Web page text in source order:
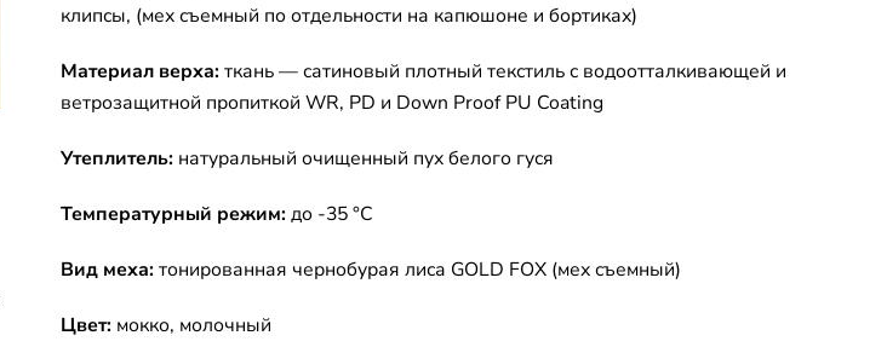
клипсы, (мех съемный по отдельности на капюшоне и бортиках)
Материал верха: ткань — сатиновый плотный текстиль с водоотталкивающей и
ветрозащитной пропиткой WR, PD и Down Proof PU Coating
Утеплитель: натуральный очищенный пух белого гуся
Температурный режим: до -35 °C
Вид меха: тонированная чернобурая лиса GOLD FOX (мех съемный)
Цвет: мокко, молочный